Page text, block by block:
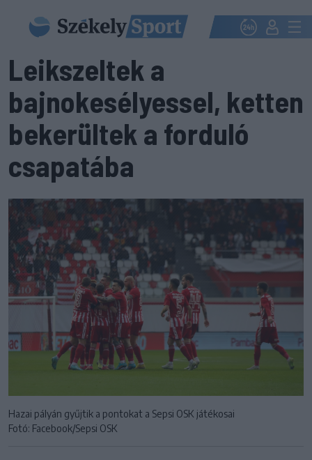
Leikszeltek a
bajnokesélyessel, ketten
bekerültek a forduló
csapatába
Hazai pályán gyűjtik a pontokat a Sepsi OSK játékosai
Fotó: Facebook/Sepsi OSK